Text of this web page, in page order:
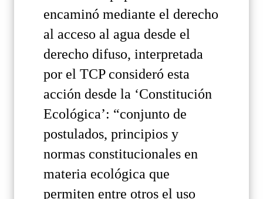
encaminó mediante el derecho
al acceso al agua desde el
derecho difuso, interpretada
por el TCP consideró esta
acción desde la ‘Constitución
Ecológica’: “conjunto de
postulados, principios y
normas constitucionales en
materia ecológica que
permiten entre otros el uso